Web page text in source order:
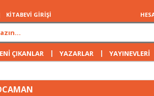
KİTABEVİ GİRİŞİ
ÇIKANLAR | YAZARLAR | YAYINEVLERİ